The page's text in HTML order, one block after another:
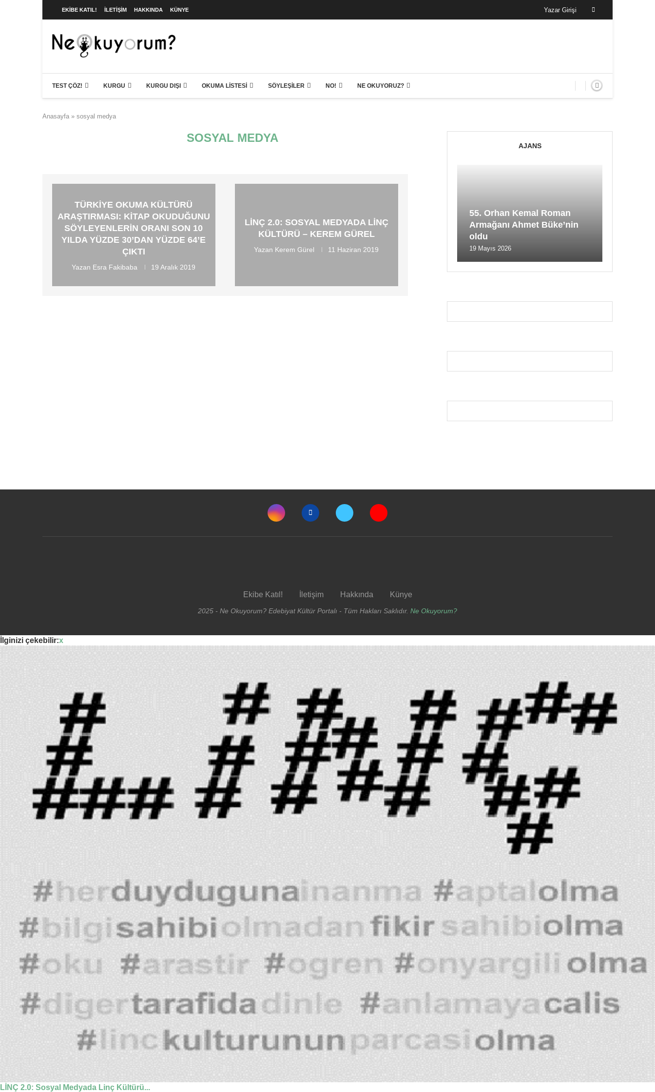
EKIBE KATIL! İLETIŞIM HAKKINDA KÜNYE Yazar Girişi
TEST ÇÖZ! KURGU KURGU DIŞI OKUMA LISTESI SÖYLEŞILER NO! NE OKUYORUZ?
Anasayfa » sosyal medya
SOSYAL MEDYA
TÜRKIYE OKUMA KÜLTÜRÜ
ARAŞTIRMASI: KITAP OKUDUĞUNU
SÖYLEYENLERIN ORANI SON 10
YILDA YÜZDE 30’DAN YÜZDE 64’E
ÇIKTI
Yazan Esra Fakibaba 19 Aralık 2019
LİNÇ 2.0: SOSYAL MEDYADA LINÇ
KÜLTÜRÜ – KEREM GÜREL
Yazan Kerem Gürel 11 Haziran 2019
AJANS
55. Orhan Kemal Roman
Armağanı Ahmet Büke’nin
oldu
19 Mayıs 2026
Ekibe Katıl! İletişim Hakkında Künye
2025 - Ne Okuyorum? Edebiyat Kültür Portalı - Tüm Hakları Saklıdır. Ne Okuyorum?
İlginizi çekebilir:x
LİNÇ 2.0: Sosyal Medyada Linç Kültürü...